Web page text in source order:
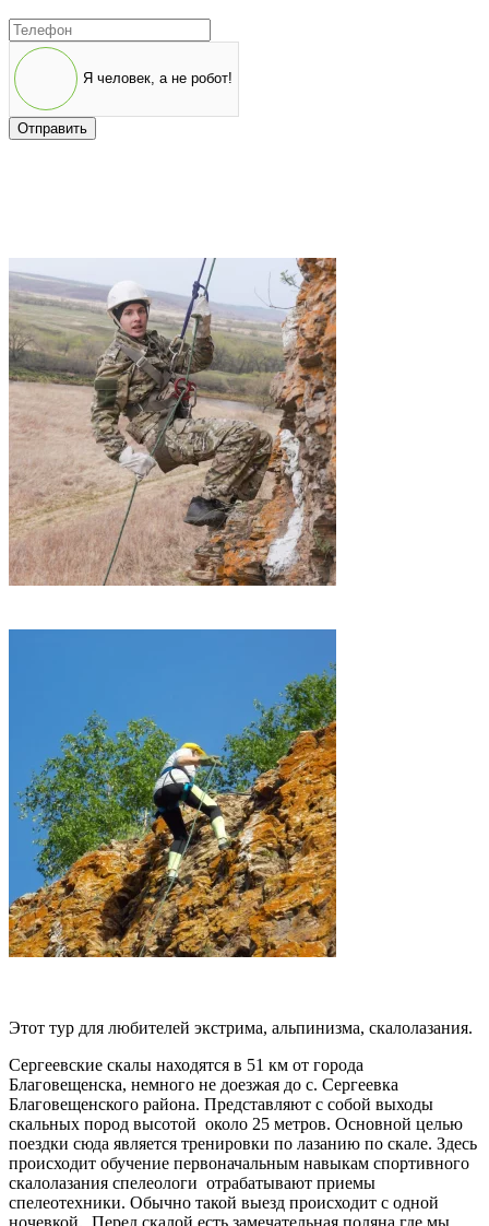
Я человек, а не робот!
Отправить
Этот тур для любителей экстрима, альпинизма, скалолазания.
Сергеевские скалы находятся в 51 км от города
Благовещенска, немного не доезжая до с. Сергеевка
Благовещенского района. Представляют с собой выходы
скальных пород высотой около 25 метров. Основной целью
поездки сюда является тренировки по лазанию по скале. Здесь
происходит обучение первоначальным навыкам спортивного
скалолазания спелеологи отрабатывают приемы
спелеотехники. Обычно такой выезд происходит с одной
ночевкой. Перед скалой есть замечательная поляна где мы